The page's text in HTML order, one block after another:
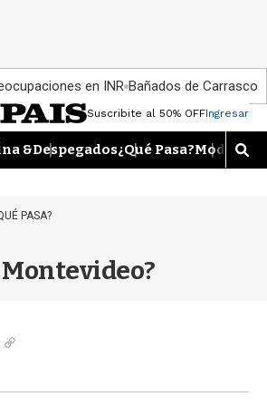
en INR Bañados de Carrasco
Suscribite al 50% OFFIngresar
&Despegados¿Qué Pasa?Moda
M
o
d
PASA?
Montevideo?